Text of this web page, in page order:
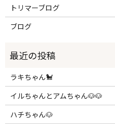
トリマーブログ
ブログ
ラキちゃん🐩
イルちゃんとアムちゃん🐶🐶
ハチちゃん🐶